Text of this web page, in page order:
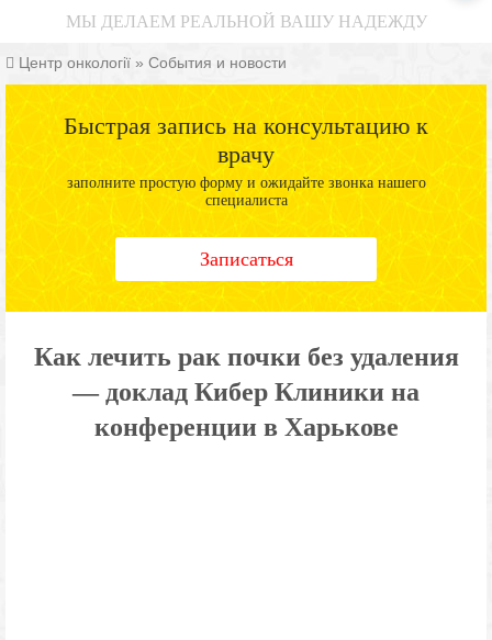
МЫ ДЕЛАЕМ РЕАЛЬНОЙ ВАШУ НАДЕЖДУ
Центр онкології » События и новости
Быстрая запись на консультацию к
врачу
заполните простую форму и ожидайте звонка нашего
специалиста
Записаться
Как лечить рак почки без удаления
— доклад Кибер Клиники на
конференции в Харькове